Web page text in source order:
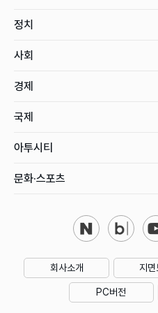
정치
사회
경제
국제
아투시티
문화·스포츠
회사소개 지면
PC버전